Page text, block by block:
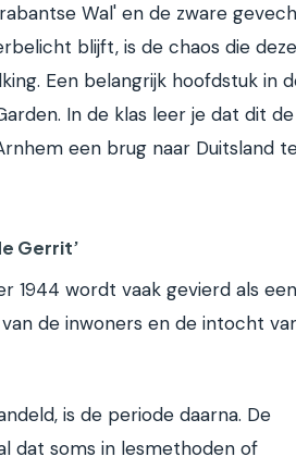
Wal' en de zware
blijft, is de chaos die deze
Een belangrijk hoofdstuk in
In de klas leer je dat dit de
een brug naar Duitsland
Gerrit’
1944 wordt vaak gevierd als een
de inwoners en de intocht
is de periode daarna. De
dat soms in lesmethoden of